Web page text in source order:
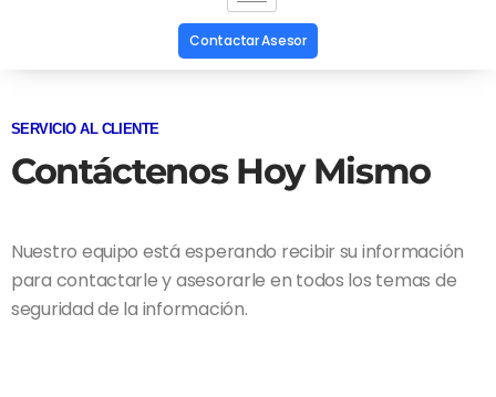
Contactar Asesor
SERVICIO AL CLIENTE
Contáctenos Hoy Mismo
Nuestro equipo está esperando recibir su información
para contactarle y asesorarle en todos los temas de
seguridad de la información.